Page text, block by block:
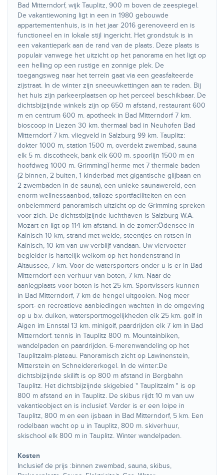
Bad Mitterndorf, wijk Tauplitz, 900 m boven de zeespiegel.
De vakantiewoning ligt in een in 1980 gebouwde
appartementenhuis, is in het jaar 2016 gerenoveerd en is
functioneel en in lokale stijl ingericht. Het grondstuk is in
een vakantiepark aan de rand van de plaats. Deze plaats is
populair vanwege het uitzicht op het panorama en het ligt op
een helling op een rustige en zonnige plek. De
toegangsweg naar het terrein gaat via een geasfalteerde
zijstraat. In de winter zijn sneeuwkettingen aan te raden. Bij
het huis zijn parkeerplaatsen op het perceel beschikbaar. De
dichtsbijzijnde winkels zijn op 650 m afstand, restaurant 600
m en centrum 600 m. apotheek in Bad Mitterndorf 7 km.
bioscoop in Liezen 30 km. thermaal bad in Neuhofen Bad
Mitterndorf 7 km. vliegveld in Salzburg 99 km. Tauplitz:
dokter 1000 m, station 1500 m, overdekt zwembad, sauna
elk 5 m. discotheek, bank elk 600 m. spoorlijn 1500 m en
hoofdweg 1000 m. GrimmingTherme met 7 thermale baden
(2 binnen, 2 buiten, 1 kinderbad met gigantische glijbaan en
2 zwembaden in de sauna), een unieke saunawereld, een
enorm wellnessaanbod, talloze sportfaciliteiten en een
onbelemmerd panoramisch uitzicht op de Grimming spreken
voor zich. De dichtstbijzijnde luchthaven is Salzburg W.A.
Mozart en ligt op 114 km afstand. In de zomer:Ödensee in
Kainisch 10 km, strand met weide, steentjes en rotsen in
Kainisch, 10 km van uw verblijf vandaan. Uw viervoeter
begleider is hartelijk welkom op het hondenstrand in
Altaussee, 7 km. Voor de watersporters onder u is er in Bad
Mitterndorf een verhuur van boten, 7 km. Naar de
aanlegplaats voor boten is het 25 km. Sportvissers kunnen
in Bad Mitterndorf, 7 km de hengel uitgooien. Nog meer
sport- en recreatieve aanbiedingen wachten in de omgeving
op u b.v. duiken, watersportmogelijkheden elk 25 km. golf in
Aigen im Ennstal 13 km. minigolf, paardrijden elk 7 km in Bad
Mitterndorf. tennis in Tauplitz 800 m. Mountainbiken,
wandelpaden en paardrijden. 6-merenwandeling op het
Tauplitzalm-plateau. Panoramisch zicht op Lawinenstein,
Mitterstein en Schneidererkogel. In de winter:De
dichtsbijzijnde skilift is op 800 m afstand in Bergbahn
Tauplitz. Het dichtsbijzijnde skigebied " Tauplitzalm " is op
800 m afstand en in Tauplitz. De skibus rijdt 10 m van uw
vakantieobject en is inclusief. Verder is er een loipe in
Tauplitz, 800 m en een ijsbaan in Bad Mitterndorf, 5 km. Een
rodelbaan wacht op u in Tauplitz, 800 m. skiverhuur,
skischool elk 800 m in Tauplitz. Winter wandelpaden.
Kosten
Inclusief de prijs :binnen zwembad, sauna, skibus,